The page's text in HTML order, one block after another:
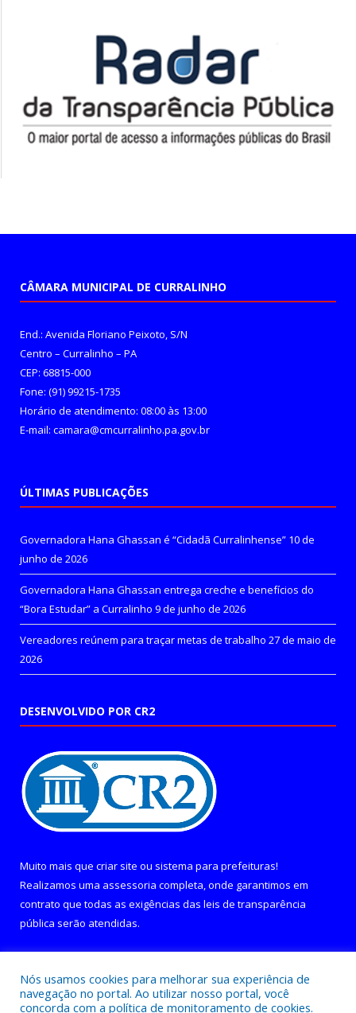
CÂMARA MUNICIPAL DE CURRALINHO
End.: Avenida Floriano Peixoto, S/N
Centro – Curralinho – PA
CEP: 68815-000
Fone: (91) 99215-1735
Horário de atendimento: 08:00 às 13:00
E-mail: camara@cmcurralinho.pa.gov.br
ÚLTIMAS PUBLICAÇÕES
Governadora Hana Ghassan é “Cidadã Curralinhense” 10 de
junho de 2026
Governadora Hana Ghassan entrega creche e benefícios do
“Bora Estudar” a Curralinho 9 de junho de 2026
Vereadores reúnem para traçar metas de trabalho 27 de maio de
2026
DESENVOLVIDO POR CR2
Muito mais que criar site ou sistema para prefeituras!
Realizamos uma assessoria completa, onde garantimos em
contrato que todas as exigências das leis de transparência
pública serão atendidas.
Nós usamos cookies para melhorar sua experiência de
navegação no portal. Ao utilizar nosso portal, você
concorda com a política de monitoramento de cookies.